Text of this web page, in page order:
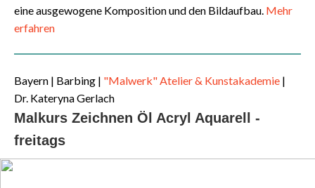
eine ausgewogene Komposition und den Bildaufbau. Mehr
erfahren
Bayern | Barbing | "Malwerk" Atelier & Kunstakademie |
Dr. Kateryna Gerlach
Malkurs Zeichnen Öl Acryl Aquarell -
freitags